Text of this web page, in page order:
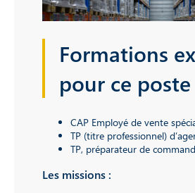
Formations
pour ce poste
CAP Employé de vente
TP (titre professionnel)
TP, préparateur de
Les missions :